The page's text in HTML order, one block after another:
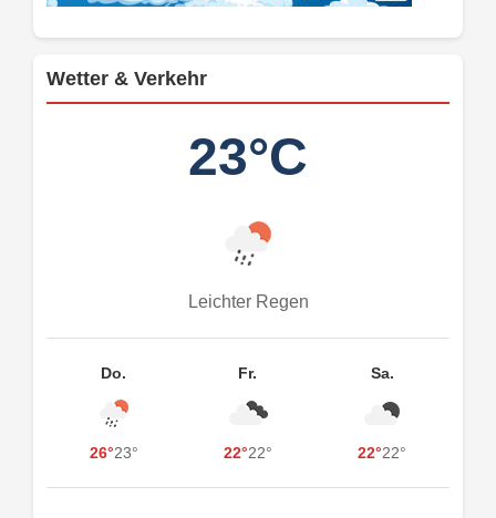
Wetter & Verkehr
23°C
Leichter Regen
Do.
26°23°
Fr.
22°22°
Sa.
22°22°